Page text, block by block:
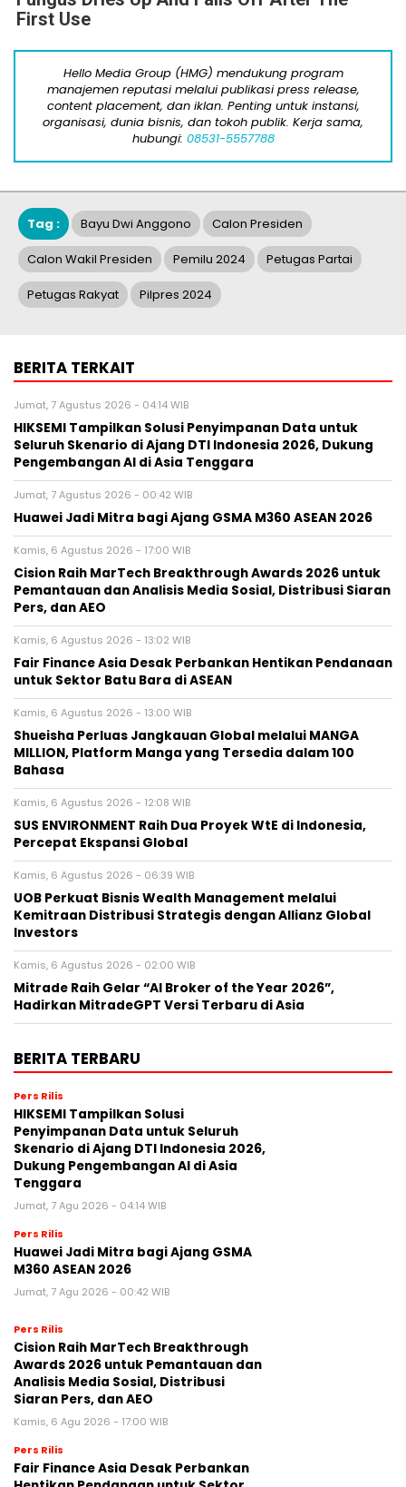
First Use
Hello Media Group (HMG) mendukung program
manajemen reputasi melalui publikasi press release,
content placement, dan iklan. Penting untuk instansi,
organisasi, dunia bisnis, dan tokoh publik. Kerja sama,
hubungi: 08531-5557788
Tag : Bayu Dwi Anggono Calon Presiden
Calon Wakil Presiden Pemilu 2024 Petugas Partai
Petugas Rakyat Pilpres 2024
BERITA TERKAIT
Jumat, 7 Agustus 2026 - 04:14 WIB
HIKSEMI Tampilkan Solusi Penyimpanan Data untuk
Seluruh Skenario di Ajang DTI Indonesia 2026, Dukung
Pengembangan AI di Asia Tenggara
Jumat, 7 Agustus 2026 - 00:42 WIB
Huawei Jadi Mitra bagi Ajang GSMA M360 ASEAN 2026
Kamis, 6 Agustus 2026 - 17:00 WIB
Cision Raih MarTech Breakthrough Awards 2026 untuk
Pemantauan dan Analisis Media Sosial, Distribusi Siaran
Pers, dan AEO
Kamis, 6 Agustus 2026 - 13:02 WIB
Fair Finance Asia Desak Perbankan Hentikan Pendanaan
untuk Sektor Batu Bara di ASEAN
Kamis, 6 Agustus 2026 - 13:00 WIB
Shueisha Perluas Jangkauan Global melalui MANGA
MILLION, Platform Manga yang Tersedia dalam 100
Bahasa
Kamis, 6 Agustus 2026 - 12:08 WIB
SUS ENVIRONMENT Raih Dua Proyek WtE di Indonesia,
Percepat Ekspansi Global
Kamis, 6 Agustus 2026 - 06:39 WIB
UOB Perkuat Bisnis Wealth Management melalui
Kemitraan Distribusi Strategis dengan Allianz Global
Investors
Kamis, 6 Agustus 2026 - 02:00 WIB
Mitrade Raih Gelar “AI Broker of the Year 2026”,
Hadirkan MitradeGPT Versi Terbaru di Asia
BERITA TERBARU
Pers Rilis
HIKSEMI Tampilkan Solusi
Penyimpanan Data untuk Seluruh
Skenario di Ajang DTI Indonesia 2026,
Dukung Pengembangan AI di Asia
Tenggara
Jumat, 7 Agu 2026 - 04:14 WIB
Pers Rilis
Huawei Jadi Mitra bagi Ajang GSMA
M360 ASEAN 2026
Jumat, 7 Agu 2026 - 00:42 WIB
Pers Rilis
Cision Raih MarTech Breakthrough
Awards 2026 untuk Pemantauan dan
Analisis Media Sosial, Distribusi
Siaran Pers, dan AEO
Kamis, 6 Agu 2026 - 17:00 WIB
Pers Rilis
Fair Finance Asia Desak Perbankan